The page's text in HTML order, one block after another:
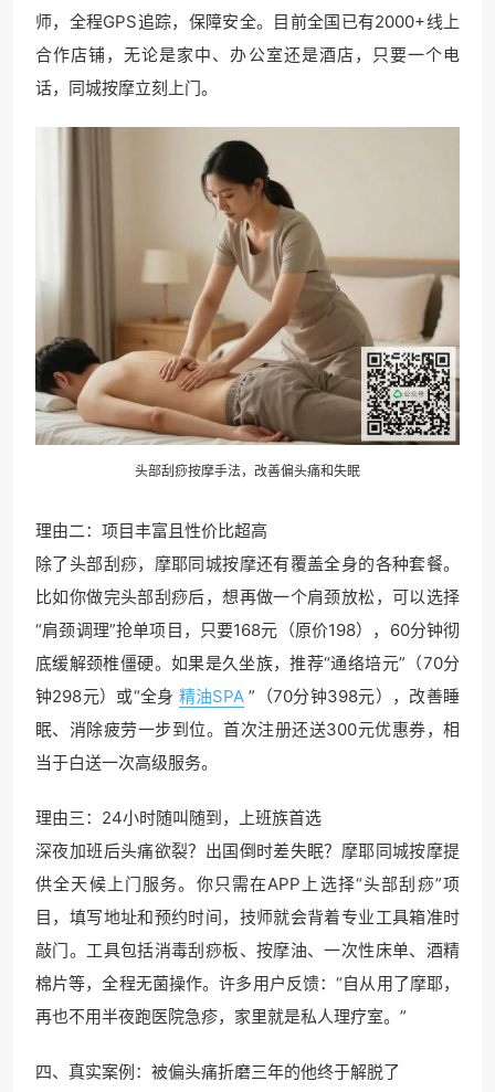
师，全程GPS追踪，保障安全。目前全国已有2000+线上
合作店铺，无论是家中、办公室还是酒店，只要一个电
话，同城按摩立刻上门。
头部刮痧按摩手法，改善偏头痛和失眠
理由二：项目丰富且性价比超高
除了头部刮痧，摩耶同城按摩还有覆盖全身的各种套餐。
比如你做完头部刮痧后，想再做一个肩颈放松，可以选择
“肩颈调理”抢单项目，只要168元（原价198），60分钟彻
底缓解颈椎僵硬。如果是久坐族，推荐“通络培元”（70分
钟298元）或“全身 精油SPA ”（70分钟398元），改善睡
眠、消除疲劳一步到位。首次注册还送300元优惠券，相
当于白送一次高级服务。
理由三：24小时随叫随到，上班族首选
深夜加班后头痛欲裂？出国倒时差失眠？摩耶同城按摩提
供全天候上门服务。你只需在APP上选择“头部刮痧”项
目，填写地址和预约时间，技师就会背着专业工具箱准时
敲门。工具包括消毒刮痧板、按摩油、一次性床单、酒精
棉片等，全程无菌操作。许多用户反馈：“自从用了摩耶，
再也不用半夜跑医院急疹，家里就是私人理疗室。”
四、真实案例：被偏头痛折磨三年的他终于解脱了